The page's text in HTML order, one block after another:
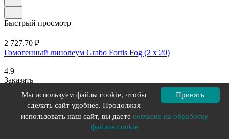
Быстрый просмотр
2 727.70 ₽
Гомогенный линолеум Grabo Fortis Fog (2 х 20)
4.9
Заказать
Загрузить еще
Принять
Мы используем файлы cookie, чтобы
сделать сайт удобнее. Продолжая
использовать наш сайт, вы даете согласие на обработку
файлов cookie